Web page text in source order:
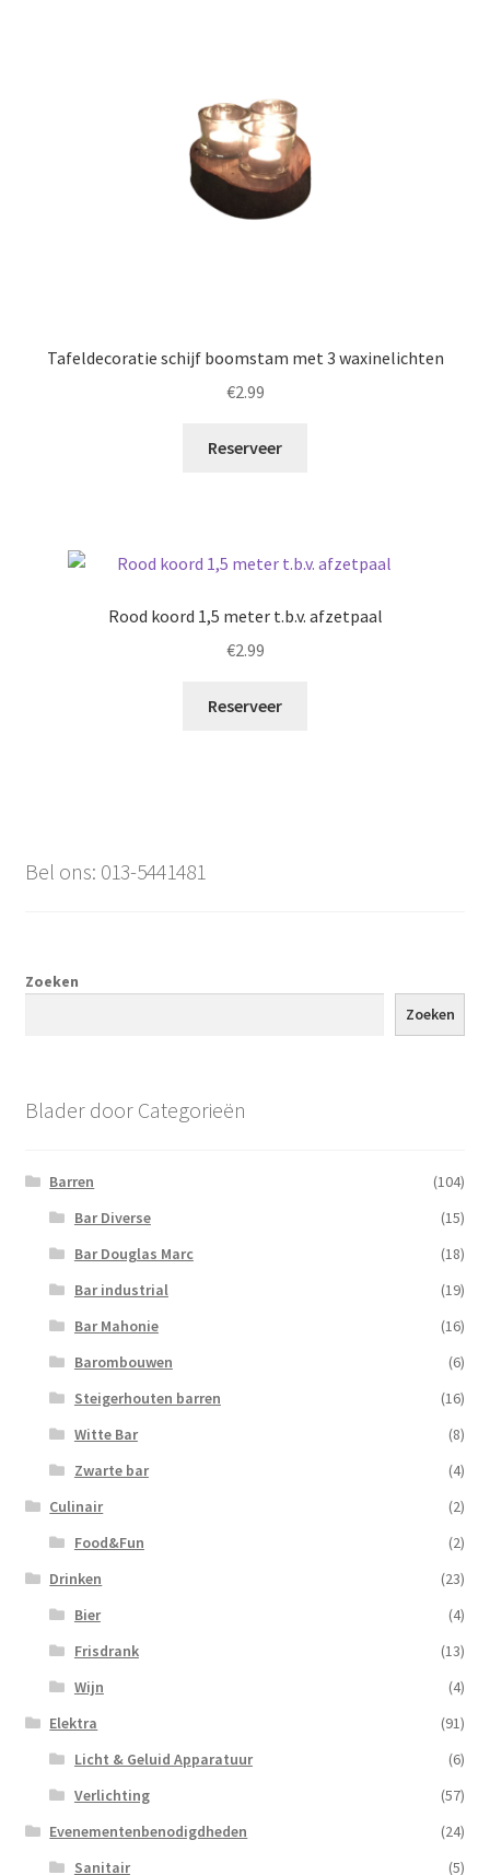
Tafeldecoratie schijf boomstam met 3 waxinelichten
€2.99
Reserveer
Rood koord 1,5 meter t.b.v. afzetpaal
€2.99
Reserveer
Bel ons: 013-5441481
Zoeken
Zoeken
Blader door Categorieën
Barren
(104)
Bar Diverse
(15)
Bar Douglas Marc
(18)
Bar industrial
(19)
Bar Mahonie
(16)
Barombouwen
(6)
Steigerhouten barren
(16)
Witte Bar
(8)
Zwarte bar
(4)
Culinair
(2)
Food&Fun
(2)
Drinken
(23)
Bier
(4)
Frisdrank
(13)
Wijn
(4)
Elektra
(91)
Licht & Geluid Apparatuur
(6)
Verlichting
(57)
Evenementenbenodigdheden
(24)
Sanitair
(5)